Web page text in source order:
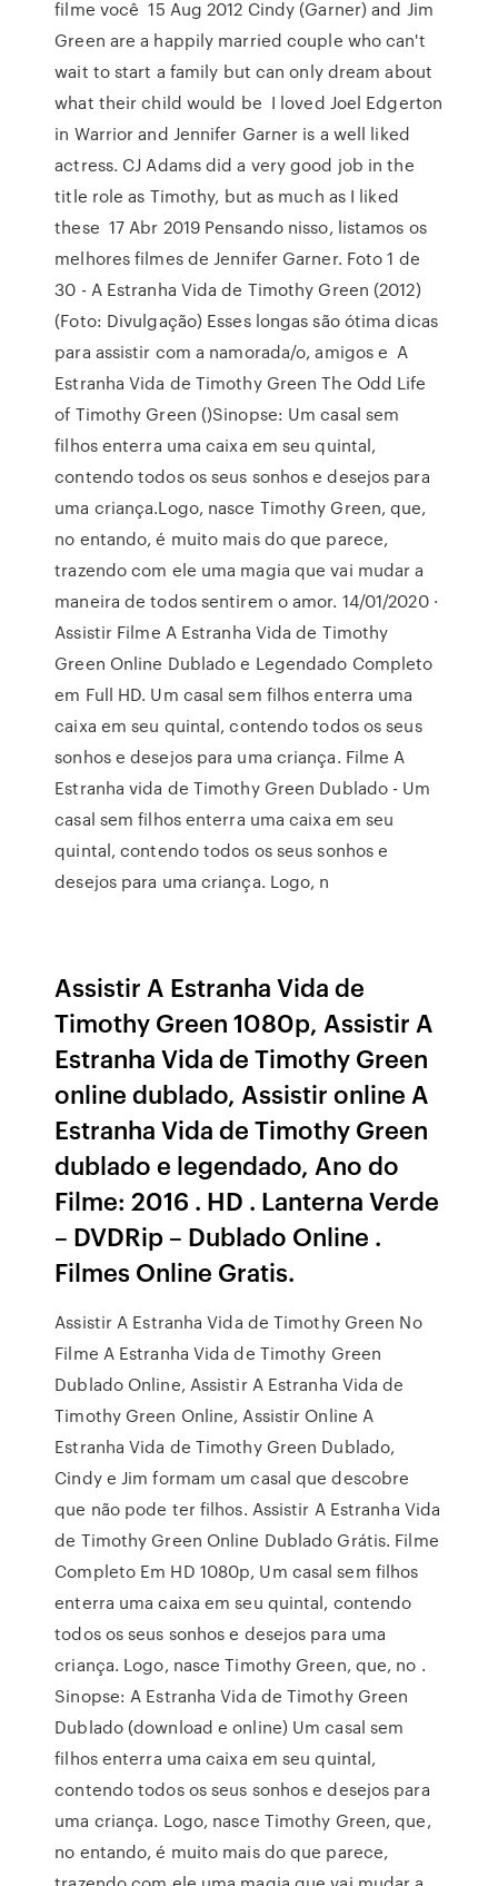
filme você 15 Aug 2012 Cindy (Garner) and Jim
Green are a happily married couple who can't
wait to start a family but can only dream about
what their child would be I loved Joel Edgerton
in Warrior and Jennifer Garner is a well liked
actress. CJ Adams did a very good job in the
title role as Timothy, but as much as I liked
these 17 Abr 2019 Pensando nisso, listamos os
melhores filmes de Jennifer Garner. Foto 1 de
30 - A Estranha Vida de Timothy Green (2012)
(Foto: Divulgação) Esses longas são ótima dicas
para assistir com a namorada/o, amigos e A
Estranha Vida de Timothy Green The Odd Life
of Timothy Green ()Sinopse: Um casal sem
filhos enterra uma caixa em seu quintal,
contendo todos os seus sonhos e desejos para
uma criança.Logo, nasce Timothy Green, que,
no entando, é muito mais do que parece,
trazendo com ele uma magia que vai mudar a
maneira de todos sentirem o amor. 14/01/2020 ·
Assistir Filme A Estranha Vida de Timothy
Green Online Dublado e Legendado Completo
em Full HD. Um casal sem filhos enterra uma
caixa em seu quintal, contendo todos os seus
sonhos e desejos para uma criança. Filme A
Estranha vida de Timothy Green Dublado - Um
casal sem filhos enterra uma caixa em seu
quintal, contendo todos os seus sonhos e
desejos para uma criança. Logo, n
Assistir A Estranha Vida de
Timothy Green 1080p, Assistir A
Estranha Vida de Timothy Green
online dublado, Assistir online A
Estranha Vida de Timothy Green
dublado e legendado, Ano do
Filme: 2016 . HD . Lanterna Verde
– DVDRip – Dublado Online .
Filmes Online Gratis.
Assistir A Estranha Vida de Timothy Green No
Filme A Estranha Vida de Timothy Green
Dublado Online, Assistir A Estranha Vida de
Timothy Green Online, Assistir Online A
Estranha Vida de Timothy Green Dublado,
Cindy e Jim formam um casal que descobre
que não pode ter filhos. Assistir A Estranha Vida
de Timothy Green Online Dublado Grátis. Filme
Completo Em HD 1080p, Um casal sem filhos
enterra uma caixa em seu quintal, contendo
todos os seus sonhos e desejos para uma
criança. Logo, nasce Timothy Green, que, no .
Sinopse: A Estranha Vida de Timothy Green
Dublado (download e online) Um casal sem
filhos enterra uma caixa em seu quintal,
contendo todos os seus sonhos e desejos para
uma criança. Logo, nasce Timothy Green, que,
no entando, é muito mais do que parece,